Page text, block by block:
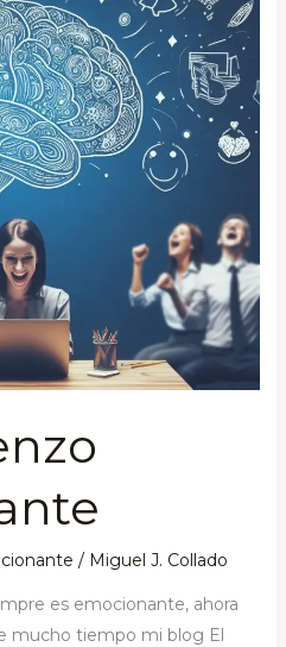
/ Miguel J. Collado
es emocionante, ahora
mucho tiempo mi blog El